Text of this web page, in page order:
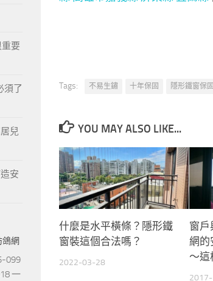
隱形鐵窗防墜網全國免費丈量：
縣高雄市嘉義縣屏東縣宜蘭縣
YOU MAY ALSO LIKE...
要
須了
兒
安
鴿網
099
一